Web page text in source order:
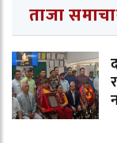
ताजा